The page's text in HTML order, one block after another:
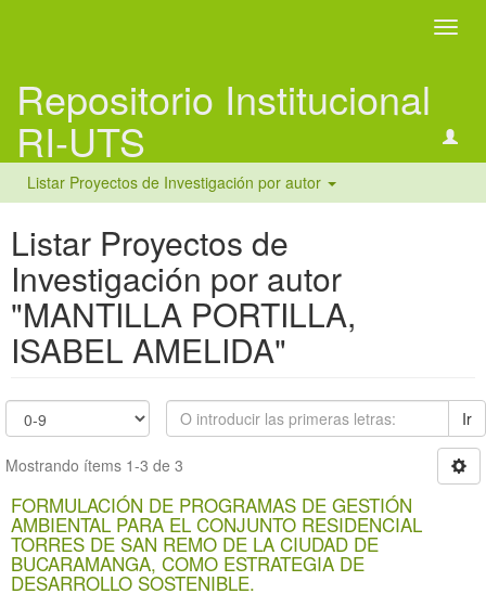
Repositorio Institucional
RI-UTS
Listar Proyectos de Investigación por autor
Listar Proyectos de
Investigación por autor
"MANTILLA PORTILLA,
ISABEL AMELIDA"
Ir
Mostrando ítems 1-3 de 3
FORMULACIÓN DE PROGRAMAS DE GESTIÓN
AMBIENTAL PARA EL CONJUNTO RESIDENCIAL
TORRES DE SAN REMO DE LA CIUDAD DE
BUCARAMANGA, COMO ESTRATEGIA DE
DESARROLLO SOSTENIBLE.